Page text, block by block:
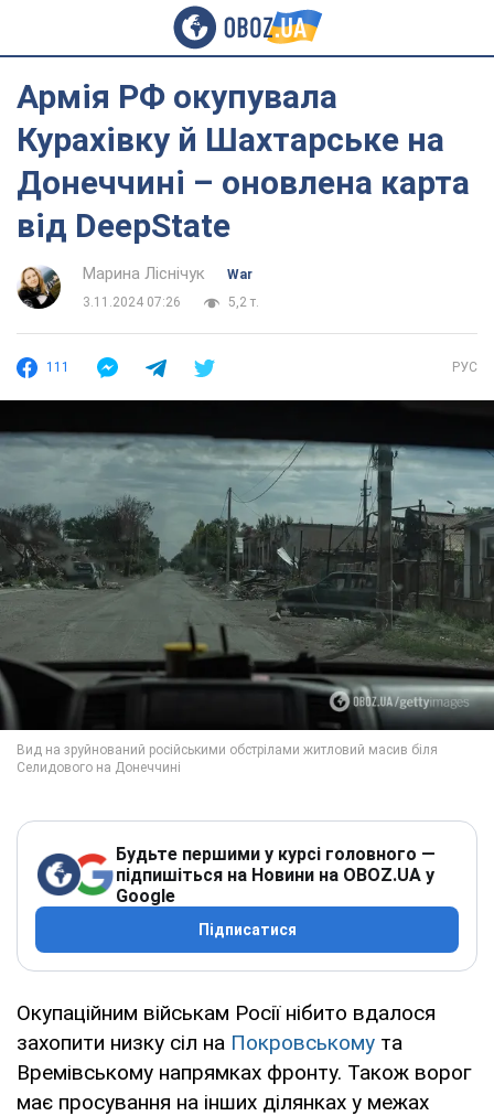
Армія РФ окупувала
Курахівку й Шахтарське на
Донеччині – оновлена карта
від DeepState
Марина Ліснічук
War
3.11.2024 07:26
5,2 т.
111 РУС
Будьте першими у курсі головного —
підпишіться на Новини на OBOZ.UA у
Google
Підписатися
Окупаційним військам Росії нібито вдалося
захопити низку сіл на Покровському та
Времівському напрямках фронту. Також ворог
має просування на інших ділянках у межах